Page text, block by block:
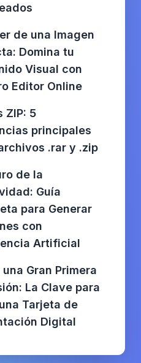
de una Imagen
Domina tu
Visual con
Editor Online
ZIP: 5
principales
.rar y .zip
de la
Guía
para Generar
con
Artificial
una Gran Primera
La Clave para
Tarjeta de
Digital